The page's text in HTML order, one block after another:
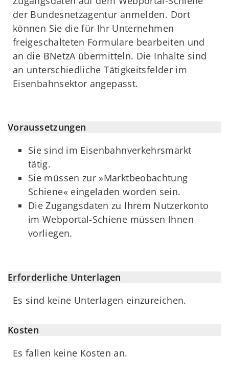
der Bundesnetzagentur anmelden. Dort
können Sie die für Ihr Unternehmen
freigeschalteten Formulare bearbeiten und
an die BNetzA übermitteln. Die Inhalte sind
an unterschiedliche Tätigkeitsfelder im
Eisenbahnsektor angepasst.
Voraussetzungen
Sie sind im Eisenbahnverkehrsmarkt
tätig.
Sie müssen zur »Marktbeobachtung
Schiene« eingeladen worden sein.
Die Zugangsdaten zu Ihrem Nutzerkonto
im Webportal-Schiene müssen Ihnen
vorliegen.
Erforderliche Unterlagen
Es sind keine Unterlagen einzureichen.
Kosten
Es fallen keine Kosten an.